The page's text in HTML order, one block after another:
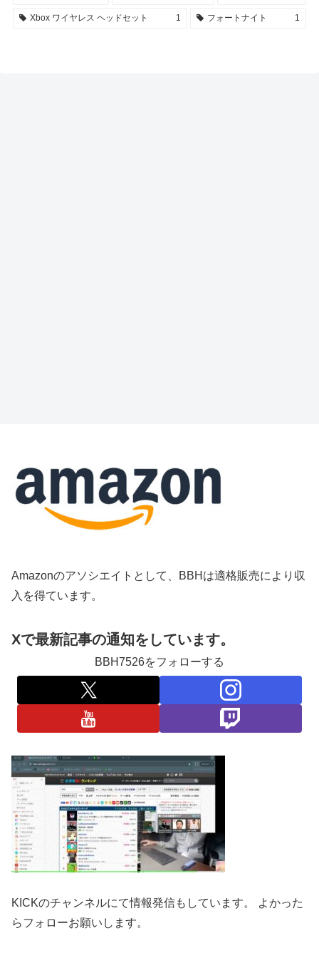
Xbox ワイヤレス ヘッドセット 1 フォートナイト 1
Amazonのアソシエイトとして、BBHは適格販売により収
入を得ています。
Xで最新記事の通知をしています。
BBH7526をフォローする
KICKのチャンネルにて情報発信もしています。 よかった
らフォローお願いします。